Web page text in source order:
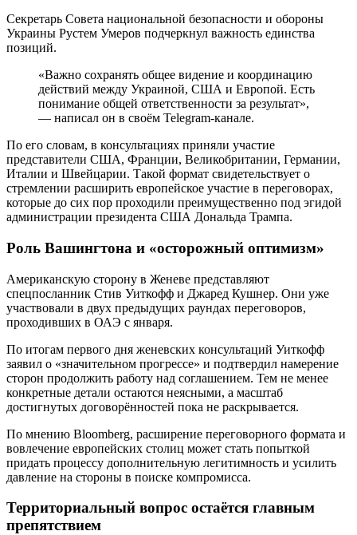
Секретарь Совета национальной безопасности и обороны
Украины Рустем Умеров подчеркнул важность единства
позиций.
«Важно сохранять общее видение и координацию
действий между Украиной, США и Европой. Есть
понимание общей ответственности за результат»,
— написал он в своём Telegram-канале.
По его словам, в консультациях приняли участие
представители США, Франции, Великобритании, Германии,
Италии и Швейцарии. Такой формат свидетельствует о
стремлении расширить европейское участие в переговорах,
которые до сих пор проходили преимущественно под эгидой
администрации президента США Дональда Трампа.
Роль Вашингтона и «осторожный оптимизм»
Американскую сторону в Женеве представляют
спецпосланник Стив Уиткофф и Джаред Кушнер. Они уже
участвовали в двух предыдущих раундах переговоров,
проходивших в ОАЭ с января.
По итогам первого дня женевских консультаций Уиткофф
заявил о «значительном прогрессе» и подтвердил намерение
сторон продолжить работу над соглашением. Тем не менее
конкретные детали остаются неясными, а масштаб
достигнутых договорённостей пока не раскрывается.
По мнению Bloomberg, расширение переговорного формата и
вовлечение европейских столиц может стать попыткой
придать процессу дополнительную легитимность и усилить
давление на стороны в поиске компромисса.
Территориальный вопрос остаётся главным
препятствием